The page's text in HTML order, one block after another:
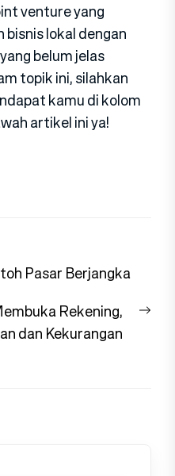
venture yang
lokal dengan
belum jelas
topik ini, silahkan
kamu di kolom
artikel ini ya!
Pasar Berjangka
Rekening,
dan Kekurangan